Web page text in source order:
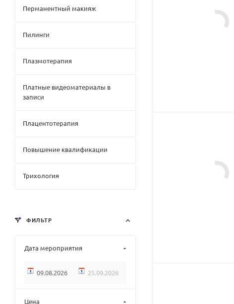
Перманентный макияж
Пилинги
Плазмотерапия
Платные видеоматериалы в
записи
Плацентотерапия
Повышение квалификации
Трихология
ФИЛЬТР
Дата мероприятия
Цена